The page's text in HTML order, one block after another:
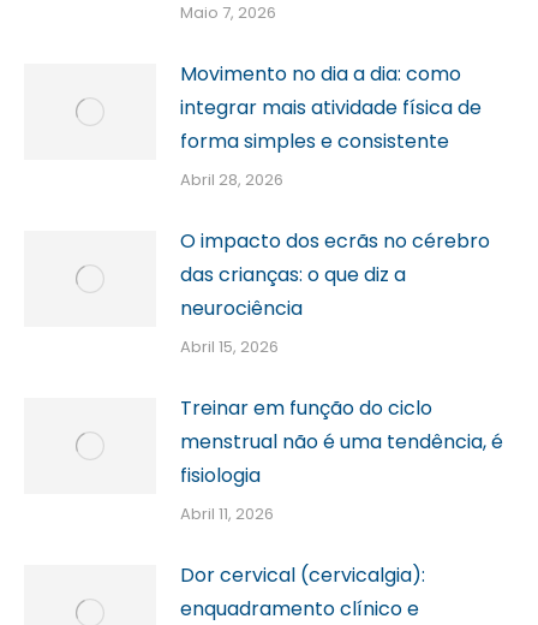
Maio 7, 2026
Movimento no dia a dia: como
integrar mais atividade física de
forma simples e consistente
Abril 28, 2026
O impacto dos ecrãs no cérebro
das crianças: o que diz a
neurociência
Abril 15, 2026
Treinar em função do ciclo
menstrual não é uma tendência, é
fisiologia
Abril 11, 2026
Dor cervical (cervicalgia):
enquadramento clínico e